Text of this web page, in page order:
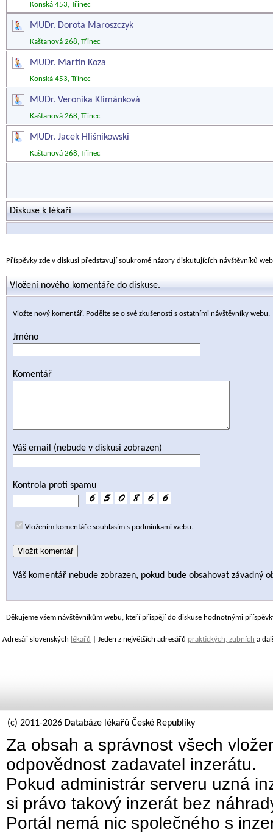
Konská 453, Třinec
MUDr. Dorota Maroszczyk
Kaštanová 268, Třinec
MUDr. Martin Koza
Konská 453, Třinec
MUDr. Veronika Klimánková
Kaštanová 268, Třinec
MUDr. Jacek Hliśnikowski
Kaštanová 268, Třinec
Diskuse k lékaři
Příspěvky zde v diskusi představují soukromé názory diskutujících návštěvníků
Vložení nového komentáře do diskuse.
Vložte nový komentář. Podělte se o své zkušenosti s ostatními návštěvníky webu.
Jméno
Komentář
Váš email (nebude v diskusi zobrazen)
Kontrola proti spamu
Vložením komentáře souhlasím s podmínkami webu.
Váš komentář nebude zobrazen, pokud bude obsahovat závadný
Děkujeme všem návštěvníkům webu, kteří přispějí do diskuse hodnotnými
Adresář slovenských lékařů | Jeden z největších adresářů praktických, zubních a
(c) 2011-2026 Databáze lékařů České Republiky
Za obsah a správnost všech
odpovědnost zadavatel inzerátu.
Pokud administrár serveru uzná
si právo takový inzerát bez
Portál nemá nic společného s